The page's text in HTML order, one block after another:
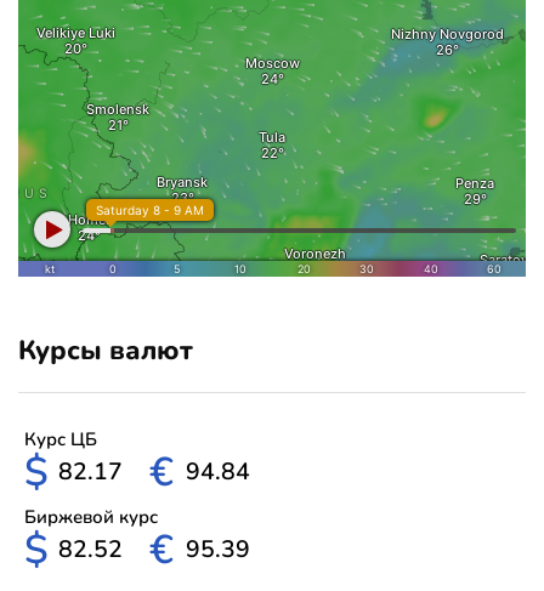
Курсы валют
Курс ЦБ
$ 82.17 € 94.84
Биржевой курс
$ 82.52 € 95.39